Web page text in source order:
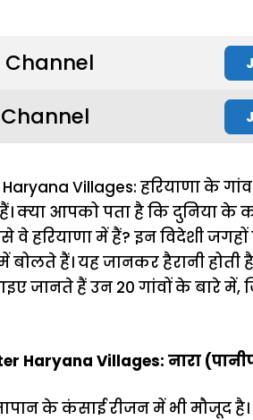
Villages: हरियाणा के
क्या आपको पता है कि दुनिया के
हरियाणा में हैं? इन विदेशी
बोलते हैं। यह जानकर हैरानी
जानते हैं उन 20 गांवों के बारे में,
Haryana Villages: नारा
के कंसाई रीजन में भी मौजूद